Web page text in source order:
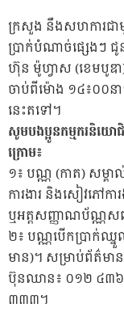
ក្រសួង នឹងសហការជា
ប្រាក់បំណាច់ផ្សេងៗ
ហ៊ុន ម៉ូហ្វាស (ខេមបូឌា)
ចាប់ពីម៉ោង ១៤៖០០ន
នេះតទៅ។
សូមបងប្អូនកម្មករនិយ
ក្រោម៖
១៖ បណ្ណ (កាត) សម្គា
ការងារ និងសៀវភៅ
ឬអត្តសញ្ញាណប័ណ្ណសញ្
២៖ បណ្ណបើកប្រាក់ឈ្នួ
មាន)។ សម្រាប់ព័ត៌ម
ប៊ុនឈាន៖ ០១២ ៤៣៦
៣៣៣។